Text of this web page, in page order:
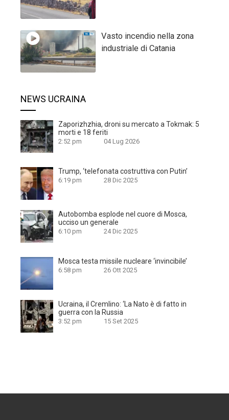
Vasto incendio nella zona
industriale di Catania
NEWS UCRAINA
Zaporizhzhia, droni su mercato a Tokmak: 5
morti e 18 feriti
2:52 pm 04 Lug 2026
Trump, ‘telefonata costruttiva con Putin’
6:19 pm 28 Dic 2025
Autobomba esplode nel cuore di Mosca,
ucciso un generale
6:10 pm 24 Dic 2025
Mosca testa missile nucleare ‘invincibile’
6:58 pm 26 Ott 2025
Ucraina, il Cremlino: ‘La Nato è di fatto in
guerra con la Russia
3:52 pm 15 Set 2025